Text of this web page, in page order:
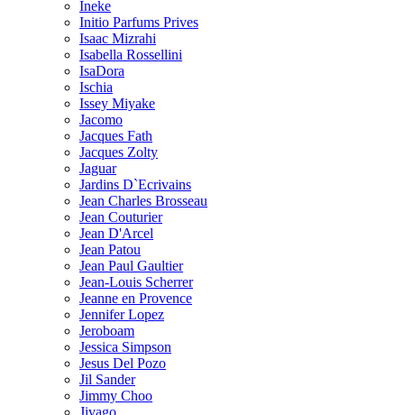
Ineke
Initio Parfums Prives
Isaac Mizrahi
Isabella Rossellini
IsaDora
Ischia
Issey Miyake
Jacomo
Jacques Fath
Jacques Zolty
Jaguar
Jardins D`Ecrivains
Jean Charles Brosseau
Jean Couturier
Jean D'Arcel
Jean Patou
Jean Paul Gaultier
Jean-Louis Scherrer
Jeanne en Provence
Jennifer Lopez
Jeroboam
Jessica Simpson
Jesus Del Pozo
Jil Sander
Jimmy Choo
Jivago